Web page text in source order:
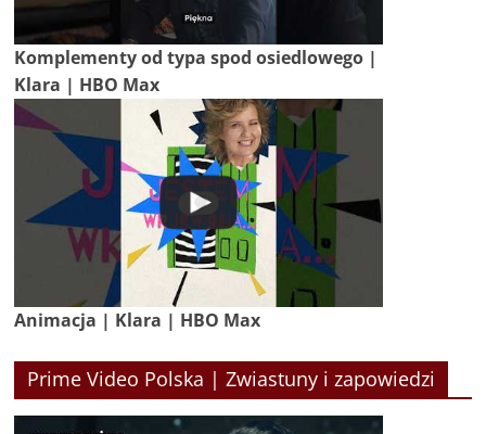
Komplementy od typa spod osiedlowego |
Klara | HBO Max
Animacja | Klara | HBO Max
Prime Video Polska | Zwiastuny i zapowiedzi